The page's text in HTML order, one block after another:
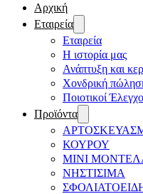
Αρχική
Εταιρεία
Εταιρεία
Η ιστορία μας
Ανάπτυξη και
Χονδρική
Ποιοτικοί
Προϊόντα
ΚΟΥΡΟΥ
ΜΙΝΙ
ΝΗΣΤΙΣΙΜΑ